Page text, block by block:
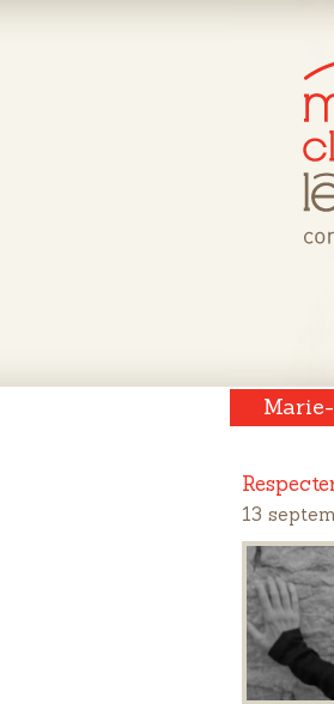
13